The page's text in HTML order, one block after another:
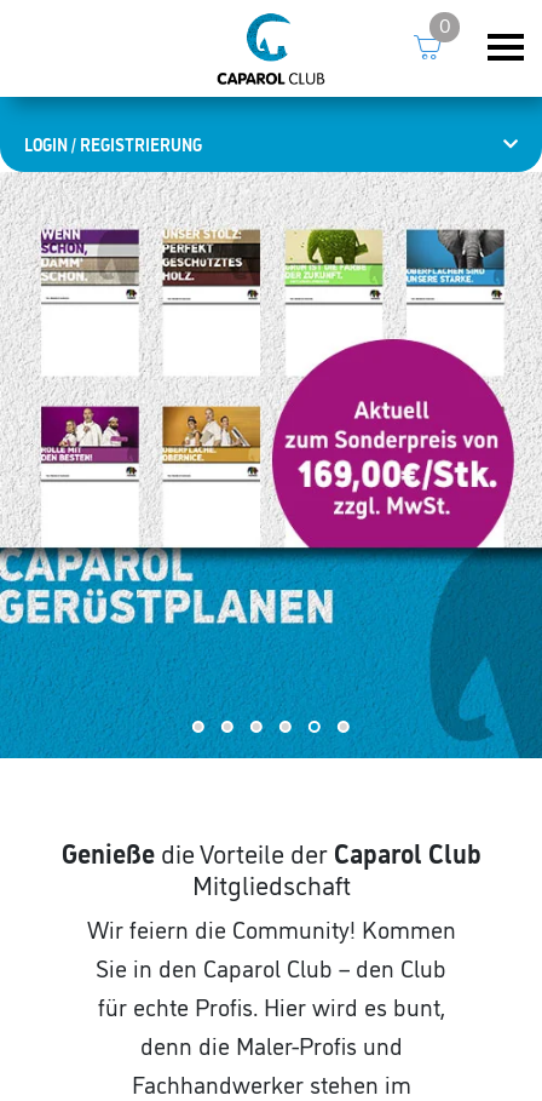
LOGIN / REGISTRIERUNG
0
Genieße die Vorteile der Caparol Club
Mitgliedschaft
Wir feiern die Community! Kommen
Sie in den Caparol Club – den Club
für echte Profis. Hier wird es bunt,
denn die Maler-Profis und
Fachhandwerker stehen im